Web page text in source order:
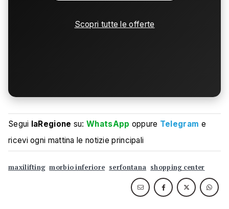
Scopri tutte le offerte
Segui laRegione su:WhatsApp oppure Telegram e
ricevi ogni mattina le notizie principali
maxilifting morbio inferiore serfontana shopping center